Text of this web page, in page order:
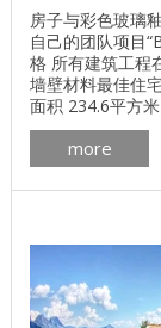
房子与彩色玻璃
自己的团队项目
格 所有建筑工程
墙壁材料最佳住
面积 234.6平方
方米 二楼面积
墙壁材料，其他
术干燥220x150 ...
more